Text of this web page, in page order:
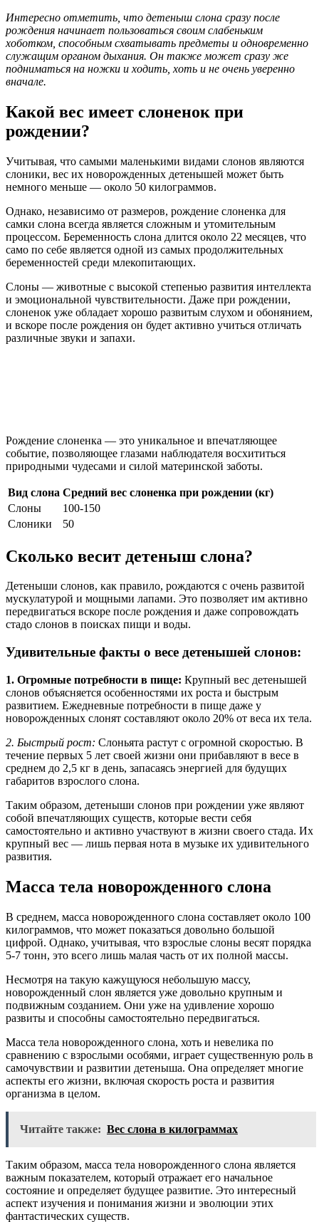
Интересно отметить, что детеныш слона сразу после
рождения начинает пользоваться своим слабеньким
хоботком, способным схватывать предметы и одновременно
служащим органом дыхания. Он также может сразу же
подниматься на ножки и ходить, хоть и не очень уверенно
вначале.
Какой вес имеет слоненок при
рождении?
Учитывая, что самыми маленькими видами слонов являются
слоники, вес их новорожденных детенышей может быть
немного меньше — около 50 килограммов.
Однако, независимо от размеров, рождение слоненка для
самки слона всегда является сложным и утомительным
процессом. Беременность слона длится около 22 месяцев, что
само по себе является одной из самых продолжительных
беременностей среди млекопитающих.
Слоны — животные с высокой степенью развития интеллекта
и эмоциональной чувствительности. Даже при рождении,
слоненок уже обладает хорошо развитым слухом и обонянием,
и вскоре после рождения он будет активно учиться отличать
различные звуки и запахи.
Рождение слоненка — это уникальное и впечатляющее
событие, позволяющее глазами наблюдателя восхититься
природными чудесами и силой материнской заботы.
Вид слона Средний вес слоненка при рождении (кг)
Слоны
100-150
Слоники
50
Сколько весит детеныш слона?
Детеныши слонов, как правило, рождаются с очень развитой
мускулатурой и мощными лапами. Это позволяет им активно
передвигаться вскоре после рождения и даже сопровождать
стадо слонов в поисках пищи и воды.
Удивительные факты о весе детенышей слонов:
1. Огромные потребности в пище: Крупный вес детенышей
слонов объясняется особенностями их роста и быстрым
развитием. Ежедневные потребности в пище даже у
новорожденных слонят составляют около 20% от веса их тела.
2. Быстрый рост: Слоньята растут с огромной скоростью. В
течение первых 5 лет своей жизни они прибавляют в весе в
среднем до 2,5 кг в день, запасаясь энергией для будущих
габаритов взрослого слона.
Таким образом, детеныши слонов при рождении уже являют
собой впечатляющих существ, которые вести себя
самостоятельно и активно участвуют в жизни своего стада. Их
крупный вес — лишь первая нота в музыке их удивительного
развития.
Масса тела новорожденного слона
В среднем, масса новорожденного слона составляет около 100
килограммов, что может показаться довольно большой
цифрой. Однако, учитывая, что взрослые слоны весят порядка
5-7 тонн, это всего лишь малая часть от их полной массы.
Несмотря на такую кажущуюся небольшую массу,
новорожденный слон является уже довольно крупным и
подвижным созданием. Они уже на удивление хорошо
развиты и способны самостоятельно передвигаться.
Масса тела новорожденного слона, хоть и невелика по
сравнению с взрослыми особями, играет существенную роль в
самочувствии и развитии детеныша. Она определяет многие
аспекты его жизни, включая скорость роста и развития
организма в целом.
Читайте также: Вес слона в килограммах
Таким образом, масса тела новорожденного слона является
важным показателем, который отражает его начальное
состояние и определяет будущее развитие. Это интересный
аспект изучения и понимания жизни и эволюции этих
фантастических существ.